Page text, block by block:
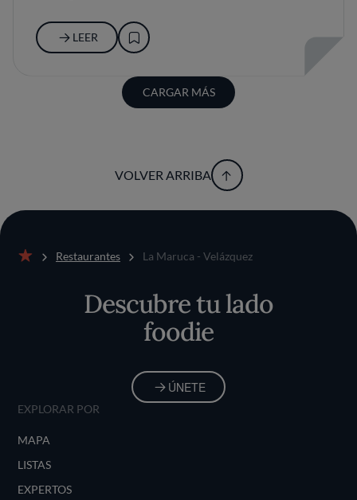
LEER
CARGAR MÁS
VOLVER ARRIBA
Restaurantes La Maruca - Velázquez
Descubre tu lado
foodie
ÚNETE
EXPLORAR POR
MAPA
LISTAS
EXPERTOS